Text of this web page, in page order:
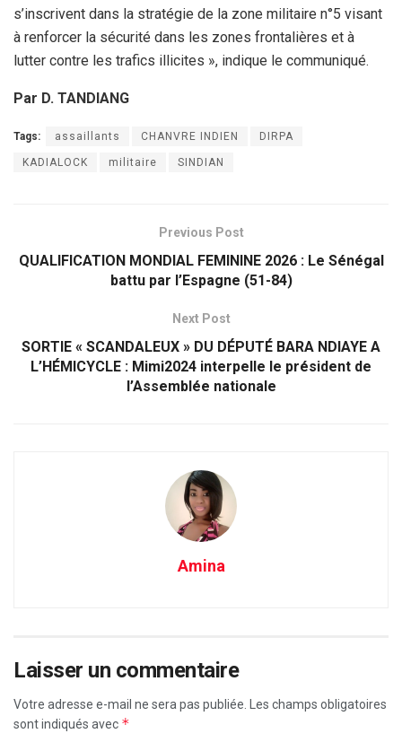
s’inscrivent dans la stratégie de la zone militaire n°5 visant
à renforcer la sécurité dans les zones frontalières et à
lutter contre les trafics illicites », indique le communiqué.
Par D. TANDIANG
Tags: assaillants CHANVRE INDIEN DIRPA
KADIALOCK militaire SINDIAN
Previous Post
QUALIFICATION MONDIAL FEMININE 2026 : Le Sénégal
battu par l’Espagne (51-84)
Next Post
SORTIE « SCANDALEUX » DU DÉPUTÉ BARA NDIAYE A
L’HÉMICYCLE : Mimi2024 interpelle le président de
l’Assemblée nationale
Amina
Laisser un commentaire
Votre adresse e-mail ne sera pas publiée.
Les champs obligatoires
sont indiqués avec *